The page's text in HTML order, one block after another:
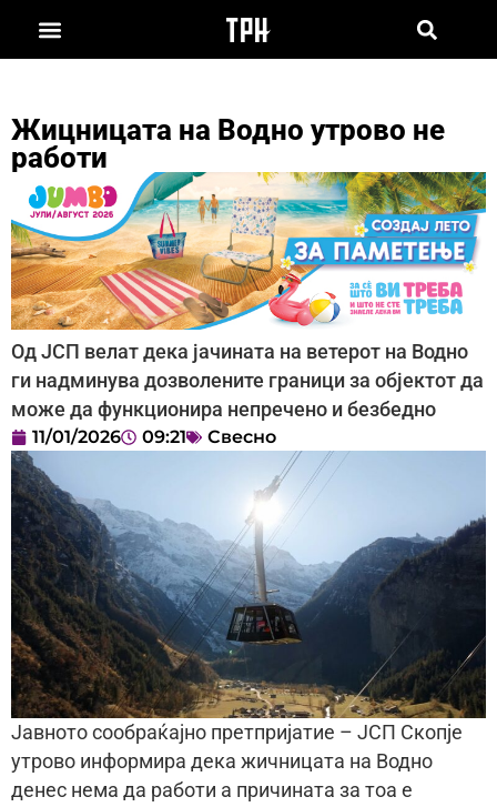
Жицницата на Водно утрово не
работи
Од ЈСП велат дека јачината на ветерот на Водно
ги надминува дозволените граници за објектот да
може да функционира непречено и безбедно
11/01/2026 09:21 Свесно
Јавното сообраќајно претпријатие – ЈСП Скопје
утрово информира дека жичницата на Водно
денес нема да работи а причината за тоа е